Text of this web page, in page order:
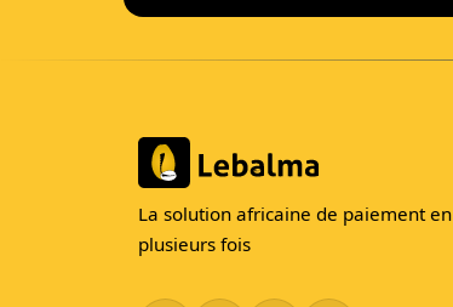
La solution africaine de paiement en
plusieurs fois